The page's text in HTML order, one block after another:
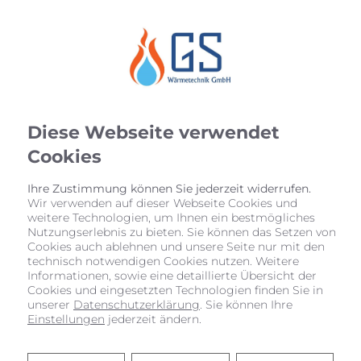
BARRIEREFREIHEITSERKLÄRUN
G
GS Wärmetechnik GmbH bemüht sich, ihre
Website im Einklang mit dem
EU-Norm EN 301 549 barrierefrei zugänglich zu
Diese Webseite verwendet
Cookies
Ihre Zustimmung können Sie jederzeit widerrufen.
Wir verwenden auf dieser Webseite Cookies und
weitere Technologien, um Ihnen ein bestmögliches
Nutzungserlebnis zu bieten. Sie können das Setzen von
Cookies auch ablehnen und unsere Seite nur mit den
technisch notwendigen Cookies nutzen. Weitere
Informationen, sowie eine detaillierte Übersicht der
Cookies und eingesetzten Technologien finden Sie in
unserer Datenschutzerklärung. Sie können Ihre
Einstellungen jederzeit ändern.